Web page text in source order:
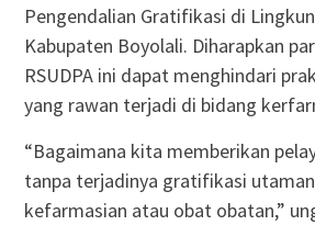
Pengendalian Gratifikasi di
Kabupaten Boyolali. Diharapkan
RSUDPA ini dapat menghindari
yang rawan terjadi di bidang
“Bagaimana kita memberikan
tanpa terjadinya gratifikasi
kefarmasian atau obat obatan,”